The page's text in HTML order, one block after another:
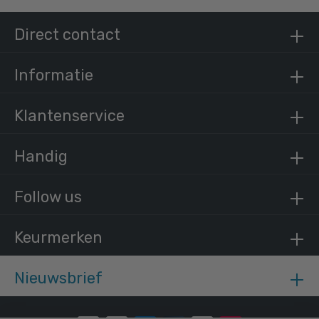
Steigerbuis staal 42,4 mm
€ 12,40 incl. BTW
Nieuwsbrief
Follow us
Keurmerken
Direct contact
Informatie
Klantenservice
Handig